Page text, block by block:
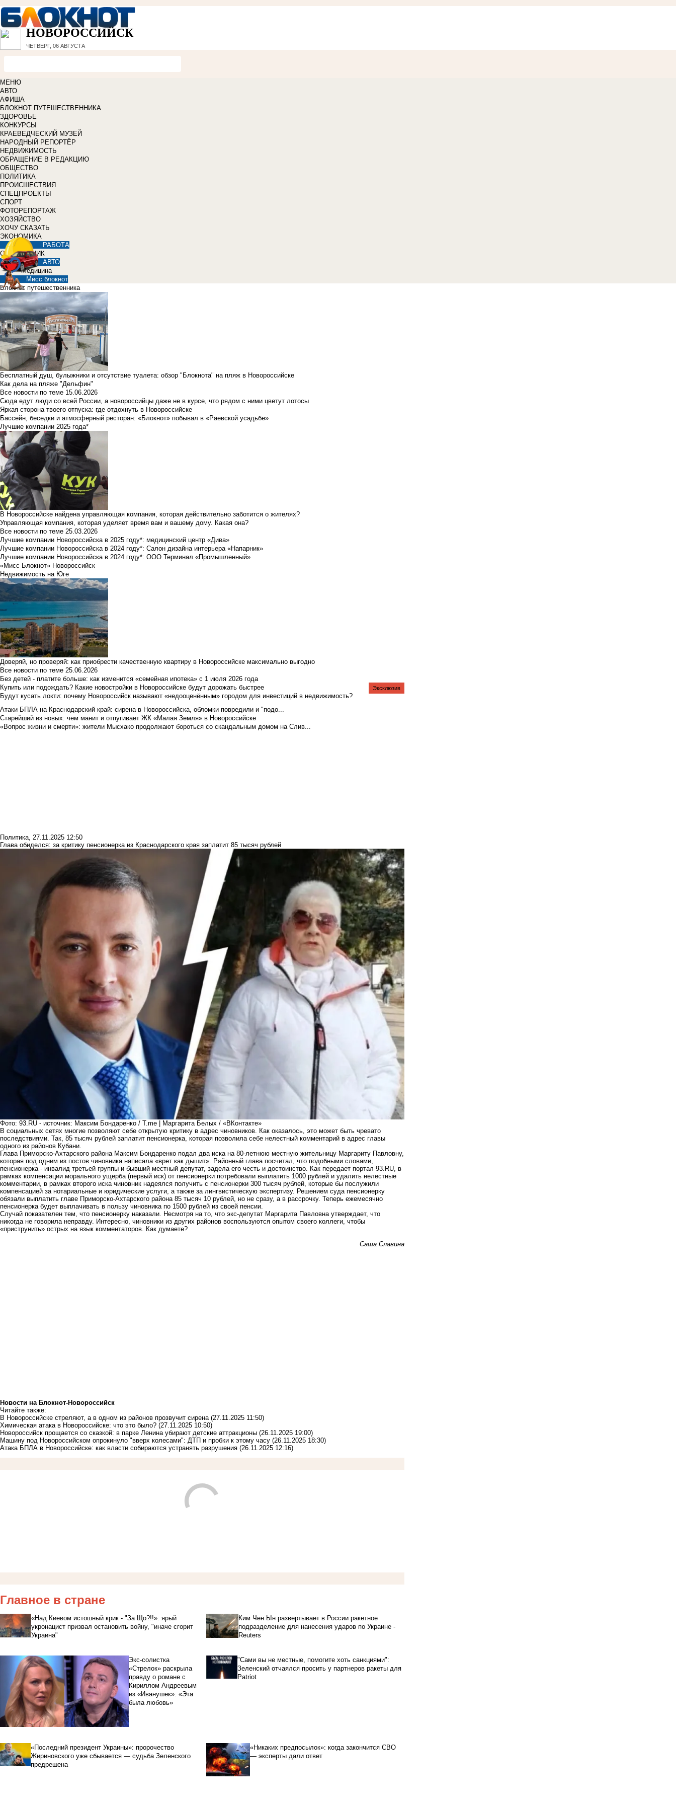
НОВОРОССИЙСК
ЧЕТВЕРГ, 06 АВГУСТА
МЕНЮ
АВТО
АФИША
БЛОКНОТ ПУТЕШЕСТВЕННИКА
ЗДОРОВЬЕ
КОНКУРСЫ
КРАЕВЕДЧЕСКИЙ МУЗЕЙ
НАРОДНЫЙ РЕПОРТЁР
НЕДВИЖИМОСТЬ
ОБРАЩЕНИЕ В РЕДАКЦИЮ
ОБЩЕСТВО
ПОЛИТИКА
ПРОИСШЕСТВИЯ
СПЕЦПРОЕКТЫ
СПОРТ
ФОТОРЕПОРТАЖ
ХОЗЯЙСТВО
ХОЧУ СКАЗАТЬ
ЭКОНОМИКА
РАБОТА
СПРАВОЧНИК
АВТО
Медицина
Мисс блокнот
Блокнот путешественника
Бесплатный душ, булыжники и отсутствие туалета: обзор "Блокнота" на пляж в Новороссийске
Как дела на пляже "Дельфин"
Все новости по теме 15.06.2026
Сюда едут люди со всей России, а новороссийцы даже не в курсе, что рядом с ними цветут лотосы
Яркая сторона твоего отпуска: где отдохнуть в Новороссийске
Бассейн, беседки и атмосферный ресторан: «Блокнот» побывал в «Раевской усадьбе»
Лучшие компании 2025 года*
В Новороссийске найдена управляющая компания, которая действительно заботится о жителях?
Управляющая компания, которая уделяет время вам и вашему дому. Какая она?
Все новости по теме 25.03.2026
Лучшие компании Новороссийска в 2025 году*: медицинский центр «Дива»
Лучшие компании Новороссийска в 2024 году*: Салон дизайна интерьера «Напарник»
Лучшие компании Новороссийска в 2024 году*: ООО Терминал «Промышленный»
«Мисс Блокнот» Новороссийск
Недвижимость на Юге
Доверяй, но проверяй: как приобрести качественную квартиру в Новороссийске максимально выгодно
Все новости по теме 25.06.2026
Без детей - платите больше: как изменится «семейная ипотека» с 1 июля 2026 года
Купить или подождать? Какие новостройки в Новороссийске будут дорожать быстрее
Будут кусать локти: почему Новороссийск называют «недооценённым» городом для инвестиций в недвижимость?
Атаки БПЛА на Краснодарский край: сирена в Новороссийска, обломки повредили и "подо...
Старейший из новых: чем манит и отпугивает ЖК «Малая Земля» в Новороссийске
Эксклюзив
«Вопрос жизни и смерти»: жители Мысхако продолжают бороться со скандальным домом на Слив...
Политика, 27.11.2025 12:50
Глава обиделся: за критику пенсионерка из Краснодарского края заплатит 85 тысяч рублей
Фото: 93.RU - источник: Максим Бондаренко / T.me | Маргарита Белых / «ВКонтакте»
В социальных сетях многие позволяют себе открытую критику в адрес чиновников. Как оказалось, это может быть чревато
последствиями. Так, 85 тысяч рублей заплатит пенсионерка, которая позволила себе нелестный комментарий в адрес главы
одного из районов Кубани.
Глава Приморско-Ахтарского района Максим Бондаренко подал два иска на 80-летнюю местную жительницу Маргариту Павловну,
которая под одним из постов чиновника написала «врет как дышит». Районный глава посчитал, что подобными словами,
пенсионерка - инвалид третьей группы и бывший местный депутат, задела его честь и достоинство. Как передает портал 93.RU, в
рамках компенсации морального ущерба (первый иск) от пенсионерки потребовали выплатить 1000 рублей и удалить нелестные
комментарии, в рамках второго иска чиновник надеялся получить с пенсионерки 300 тысяч рублей, которые бы послужили
компенсацией за нотариальные и юридические услуги, а также за лингвистическую экспертизу. Решением суда пенсионерку
обязали выплатить главе Приморско-Ахтарского района 85 тысяч 10 рублей, но не сразу, а в рассрочку. Теперь ежемесячно
пенсионерка будет выплачивать в пользу чиновника по 1500 рублей из своей пенсии.
Случай показателен тем, что пенсионерку наказали. Несмотря на то, что экс-депутат Маргарита Павловна утверждает, что
никогда не говорила неправду. Интересно, чиновники из других районов воспользуются опытом своего коллеги, чтобы
«приструнить» острых на язык комментаторов. Как думаете?
Саша Славина
Новости на Блoкнoт-Новороссийск
Читайте также:
В Новороссийске стреляют, а в одном из районов прозвучит сирена (27.11.2025 11:50)
Химическая атака в Новороссийске: что это было? (27.11.2025 10:50)
Новороссийск прощается со сказкой: в парке Ленина убирают детские аттракционы (26.11.2025 19:00)
Машину под Новороссийском опрокинуло "вверх колесами": ДТП и пробки к этому часу (26.11.2025 18:30)
Атака БПЛА в Новороссийске: как власти собираются устранять разрушения (26.11.2025 12:16)
Главное в стране
«Над Киевом истошный крик - "За Що?!!»: ярый
укронацист призвал остановить войну, "иначе сгорит
Украина"
Ким Чен Ын развертывает в России ракетное
подразделение для нанесения ударов по Украине -
Reuters
Экс-солистка
«Стрелок» раскрыла
правду о романе с
Кириллом Андреевым
из «Иванушек»: «Эта
была любовь»
"Сами вы не местные, помогите хоть санкциями":
Зеленский отчаялся просить у партнеров ракеты для
Patriot
«Последний президент Украины»: пророчество
Жириновского уже сбывается — судьба Зеленского
предрешена
«Никаких предпосылок»: когда закончится СВО
— эксперты дали ответ